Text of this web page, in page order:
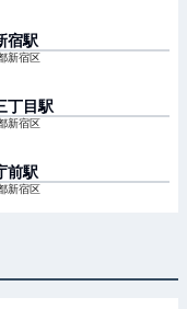
宿駅
新宿区
丁目駅
新宿区
前駅
新宿区